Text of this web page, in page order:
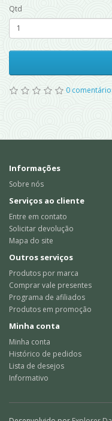
Qtd
0
Informações
Sobre nós
Serviços ao cliente
Entre em contato
Solicitar devolução
Mapa do site
Outros serviços
Produtos por marca
Comprar vale presentes
Programa de afiliados
Produtos em promoção
Minha conta
Minha conta
Histórico de pedidos
Lista de desejos
Informativo